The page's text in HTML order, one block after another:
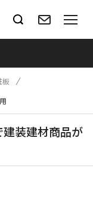
板
装建材商品が